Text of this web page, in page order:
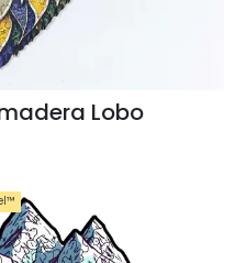
Lobo